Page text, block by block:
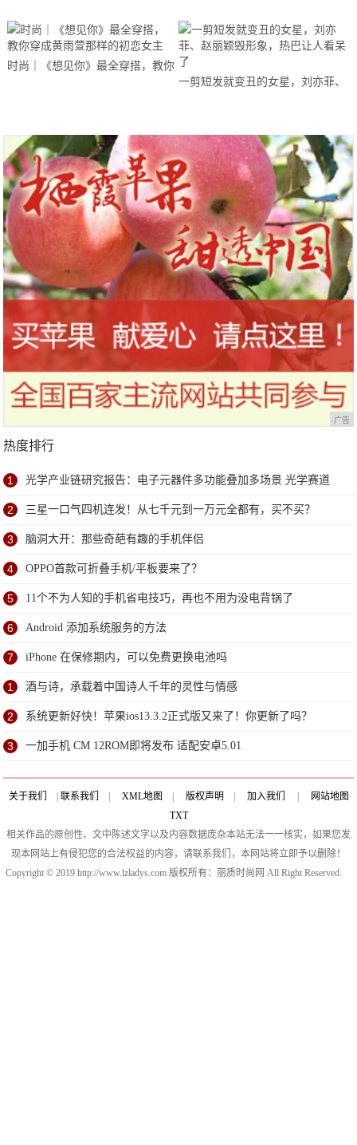
时尚｜《想见你》最全穿搭，教你
一剪短发就变丑的女星，刘亦菲、
广告
热度排行
1 光学产业链研究报告：电子元器件多功能叠加多场景 光学赛道
优且长
2 三星一口气四机连发！从七千元到一万元全都有，买不买？
3 脑洞大开：那些奇葩有趣的手机伴侣
4 OPPO首款可折叠手机/平板要来了？
5 11个不为人知的手机省电技巧，再也不用为没电背锅了
6 Android 添加系统服务的方法
7 iPhone 在保修期内，可以免费更换电池吗
1 酒与诗，承载着中国诗人千年的灵性与情感
2 系统更新好快！苹果ios13.3.2正式版又来了！你更新了吗？
3 一加手机 CM 12ROM即将发布 适配安卓5.01
关于我们 联系我们 XML地图 版权声明 加入我们
网站地图
TXT
相关作品的原创性、文中陈述文字以及内容数据庞杂本站无法一一核实，如果您发
现本网站上有侵犯您的合法权益的内容，请联系我们，本网站将立即予以删除！
Copyright © 2019 http://www.lzladys.com 版权所有：丽质时尚网 All Right Reserved.